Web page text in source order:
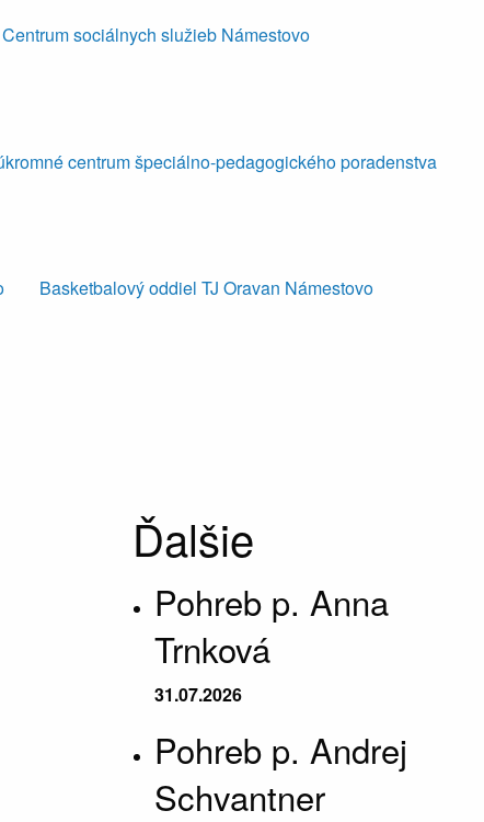
Centrum sociálnych služieb Námestovo
centrum špeciálno-pedagogického poradenstva
Basketbalový oddiel TJ Oravan Námestovo
Ďalšie
Pohreb p. Anna
Trnková
31.07.2026
Pohreb p. Andrej
Schvantner